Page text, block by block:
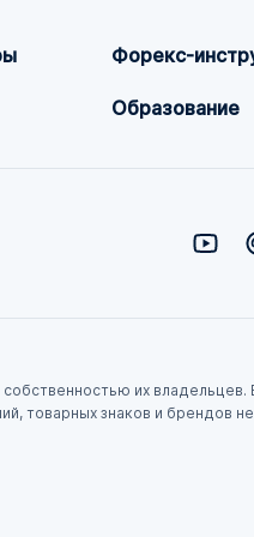
Форекс-
Образование
их владельцев.
товарных знаков и брендов